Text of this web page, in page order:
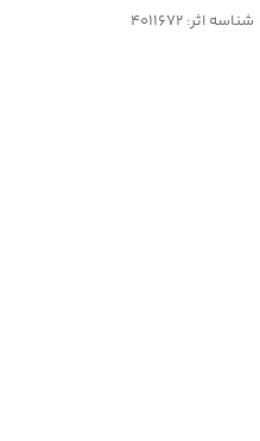
شناسه اثر: 4011672